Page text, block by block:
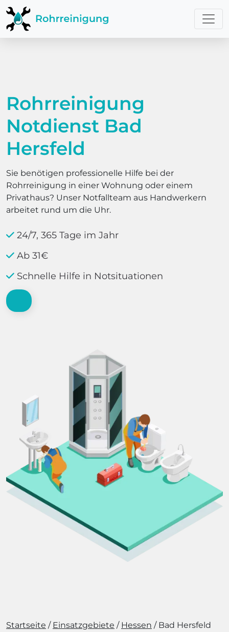
Rohrreinigung
Notdienst Bad
Hersfeld
Sie benötigen professionelle Hilfe bei der
Rohrreinigung in einer Wohnung oder einem
Privathaus? Unser Notfallteam aus Handwerkern
arbeitet rund um die Uhr.
24/7, 365 Tage im Jahr
Ab 31€
Schnelle Hilfe in Notsituationen
Startseite Einsatzgebiete Hessen Bad Hersfeld